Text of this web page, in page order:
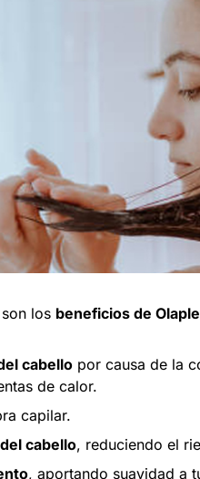
los beneficios de
cabello por causa de la
de calor.
capilar.
cabello, reduciendo el
, aportando suavidad a